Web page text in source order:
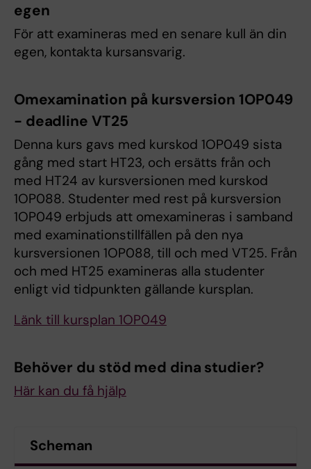
egen
För att examineras med en senare kull än din
egen, kontakta kursansvarig.
Omexamination på kursversion 1OP049
- deadline VT25
Denna kurs gavs med kurskod 1OP049 sista
gång med start HT23, och ersätts från och
med HT24 av kursversionen med kurskod
1OP088. Studenter med rest på kursversion
1OP049 erbjuds att omexamineras i samband
med examinationstillfällen på den nya
kursversionen 1OP088, till och med VT25. Från
och med HT25 examineras alla studenter
enligt vid tidpunkten gällande kursplan.
Länk till kursplan 1OP049
Behöver du stöd med dina studier?
Här kan du få hjälp
Scheman